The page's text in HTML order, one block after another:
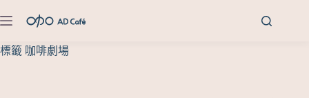
標籤 咖啡劇場